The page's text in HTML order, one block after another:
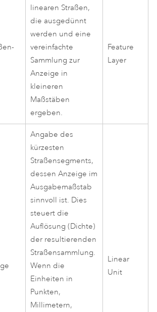
linearen Straßen,
die ausgedünnt
werden und eine
vereinfachte
Sammlung zur
Anzeige in
kleineren
Maßstäben
ergeben.
Feature
Layer
Angabe des
kürzesten
Straßensegments,
dessen Anzeige im
Ausgabemaßstab
sinnvoll ist. Dies
steuert die
Auflösung (Dichte)
der resultierenden
Straßensammlung.
Wenn die
Einheiten in
Punkten,
Millimetern,
Linear
Unit